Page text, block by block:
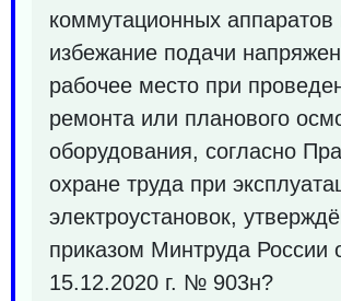
коммутационных аппаратов
избежание подачи
рабочее место при
ремонта или планового
оборудования, согласно
охране труда при
электроустановок,
приказом Минтруда России
15.12.2020 г. № 903н?